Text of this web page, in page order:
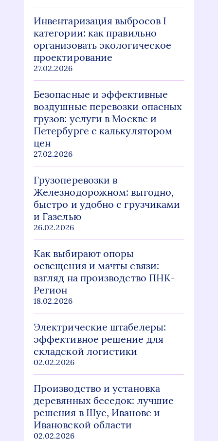
Инвентаризация выбросов I
категории: как правильно
организовать экологическое
проектирование
27.02.2026
Безопасные и эффективные
воздушные перевозки опасных
грузов: услуги в Москве и
Петербурге с калькулятором
цен
27.02.2026
Грузоперевозки в
Железнодорожном: выгодно,
быстро и удобно с грузчиками
и Газелью
26.02.2026
Как выбирают опоры
освещения и мачты связи:
взгляд на производство ПНК-
Регион
18.02.2026
Электрические штабелеры:
эффективное решение для
складской логистики
02.02.2026
Производство и установка
деревянных беседок: лучшие
решения в Шуе, Иванове и
Ивановской области
02.02.2026